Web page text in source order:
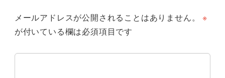
メールアドレスが公開されることはありません。
※
が付いている欄は必須項目です